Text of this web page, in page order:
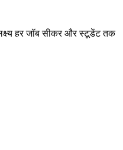
हर जॉब सीकर और स्टूडेंट तक